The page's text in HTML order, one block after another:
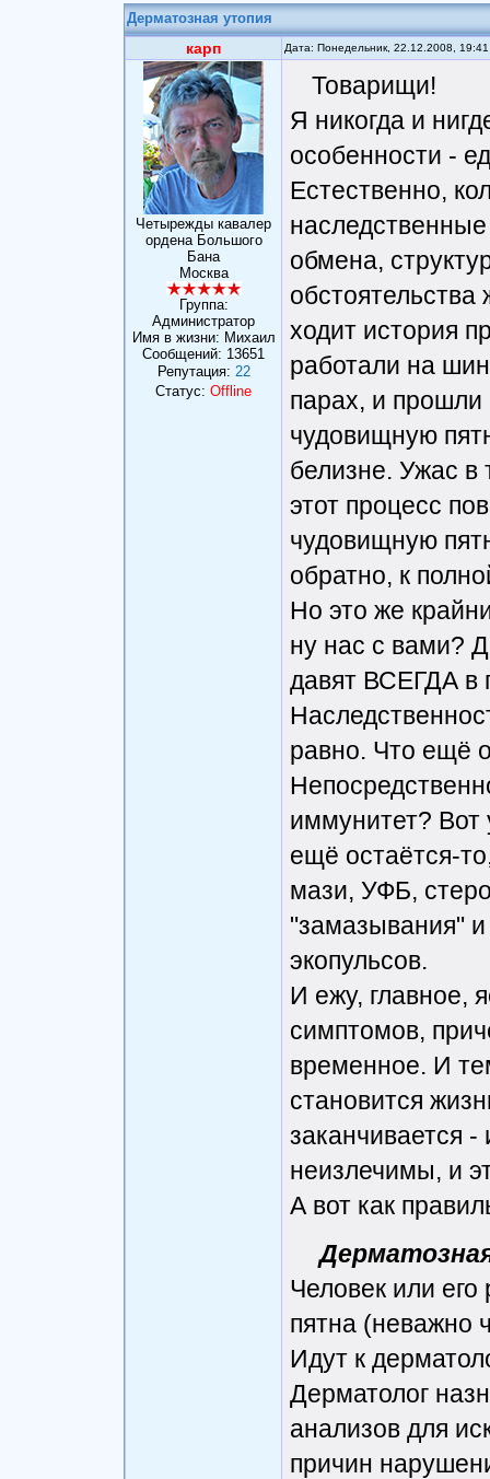
Дерматозная утопия
карп Дата: Понедельник, 22.12.2008,
Четырежды кавалер
ордена Большого
Бана
Москва
Группа:
Администратор
Имя в жизни: Михаил
Сообщений: 13651
Репутация: 22
Статус: Offline
Товарищи!
Я никогда и
особенности -
Естественно,
обмена,
ходит история
работали на
парах, и прошли
чудовищную
белизне. Ужас в
этот процесс
чудовищную
обратно, к
Но это же
ну нас с вами?
давят ВСЕГДА в
равно. Что ещё
иммунитет? Вот
ещё остаётся-
мази, УФБ,
"замазывания"
экопульсов.
И ежу, главное,
симптомов,
временное. И
становится
заканчивается
неизлечимы, и
А вот как
Человек или
пятна (неважно
Идут к
Дерматолог
анализов для
причин